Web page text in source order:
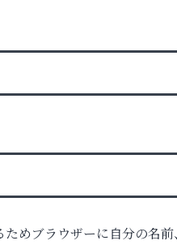
めブラウザーに自分の名前